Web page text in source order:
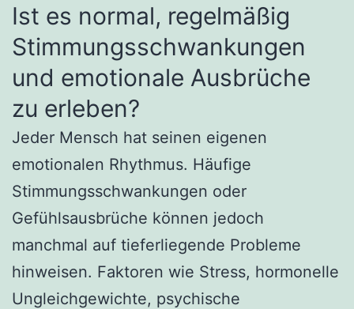
Ist es normal, regelmäßig
Stimmungsschwankungen
und emotionale Ausbrüche
zu erleben?
Jeder Mensch hat seinen eigenen
emotionalen Rhythmus. Häufige
Stimmungsschwankungen oder
Gefühlsausbrüche können jedoch
manchmal auf tieferliegende Probleme
hinweisen. Faktoren wie Stress, hormonelle
Ungleichgewichte, psychische